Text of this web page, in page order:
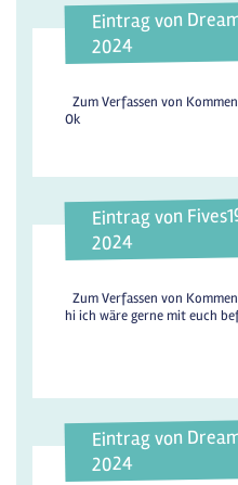
Eintrag von
2024
Zum Verfassen von
Ok
Eintrag von
2024
Zum Verfassen von
hi ich wäre gerne mit euch
Eintrag von
2024